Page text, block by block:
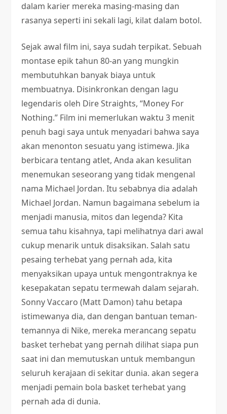
dalam karier mereka masing-masing dan
rasanya seperti ini sekali lagi, kilat dalam botol.
Sejak awal film ini, saya sudah terpikat. Sebuah
montase epik tahun 80-an yang mungkin
membutuhkan banyak biaya untuk
membuatnya. Disinkronkan dengan lagu
legendaris oleh Dire Straights, “Money For
Nothing.” Film ini memerlukan waktu 3 menit
penuh bagi saya untuk menyadari bahwa saya
akan menonton sesuatu yang istimewa. Jika
berbicara tentang atlet, Anda akan kesulitan
menemukan seseorang yang tidak mengenal
nama Michael Jordan. Itu sebabnya dia adalah
Michael Jordan. Namun bagaimana sebelum ia
menjadi manusia, mitos dan legenda? Kita
semua tahu kisahnya, tapi melihatnya dari awal
cukup menarik untuk disaksikan. Salah satu
pesaing terhebat yang pernah ada, kita
menyaksikan upaya untuk mengontraknya ke
kesepakatan sepatu termewah dalam sejarah.
Sonny Vaccaro (Matt Damon) tahu betapa
istimewanya dia, dan dengan bantuan teman-
temannya di Nike, mereka merancang sepatu
basket terhebat yang pernah dilihat siapa pun
saat ini dan memutuskan untuk membangun
seluruh kerajaan di sekitar dunia. akan segera
menjadi pemain bola basket terhebat yang
pernah ada di dunia.